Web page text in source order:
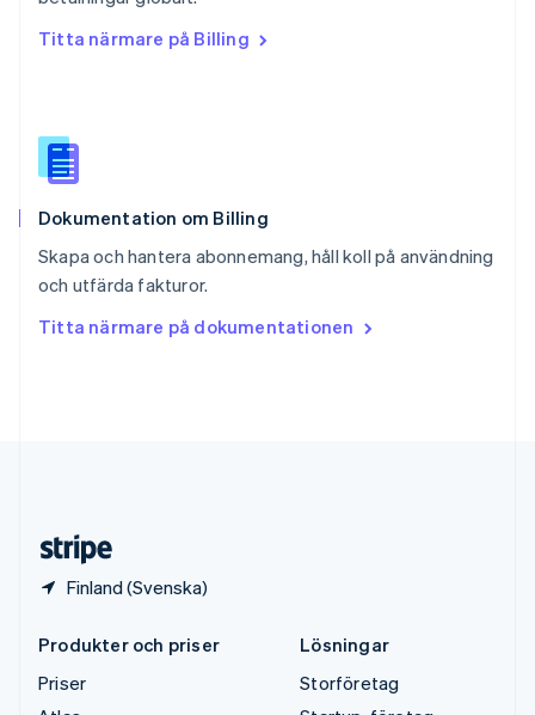
Titta närmare på Billing
Dokumentation om Billing
Skapa och hantera abonnemang, håll koll på användning
och utfärda fakturor.
Titta närmare på dokumentationen
Finland (Svenska)
English
Español
Storbritannien
Sverige
Thailand
ไทยEnglish
English
Produkter och priser
Priser
Lösningar
Storföretag